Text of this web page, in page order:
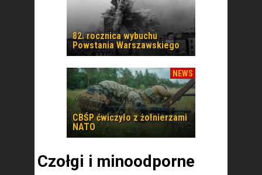
82. rocznica wybuchu
Powstania Warszawskiego
NEWS
CBŚP ćwiczyło z żołnierzami
NATO
Czołgi i minoodporne